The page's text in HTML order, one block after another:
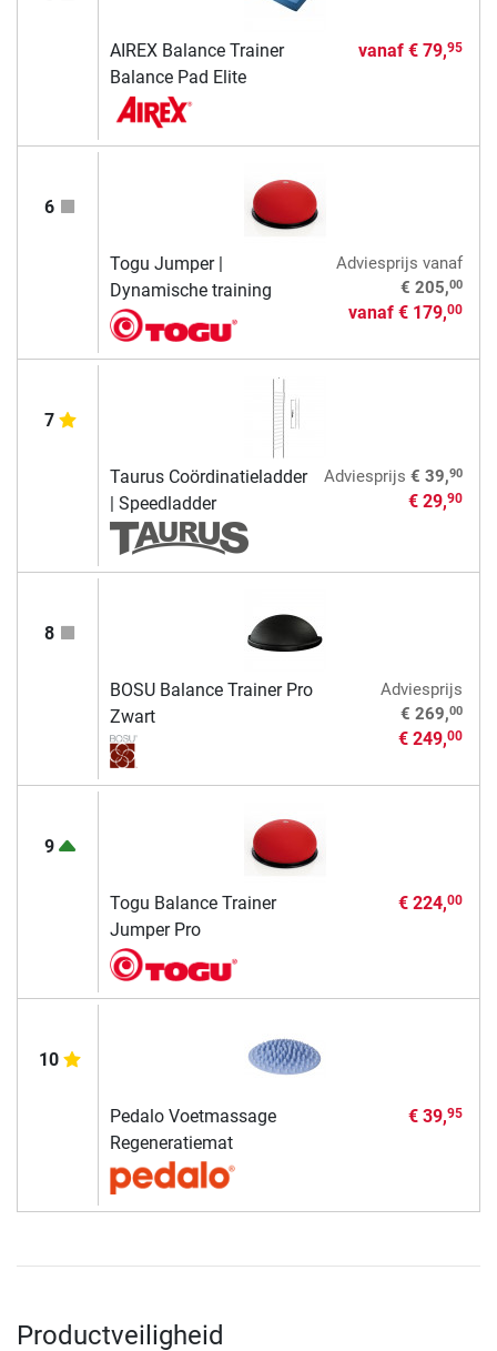
AIREX Balance Trainer
Balance Pad Elite
vanaf € 79,95
6
Togu Jumper |
Dynamische training
Adviesprijs vanaf
€ 205,00
vanaf € 179,00
7
Taurus Coördinatieladder
| Speedladder
Adviesprijs € 39,90
€ 29,90
8
BOSU Balance Trainer Pro
Zwart
Adviesprijs
€ 269,00
€ 249,00
9
Togu Balance Trainer
Jumper Pro
€ 224,00
10
Pedalo Voetmassage
Regeneratiemat
€ 39,95
Productveiligheid